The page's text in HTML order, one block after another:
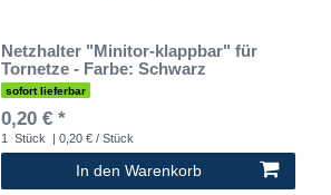
Netzhalter "Minitor-klappbar" für
Tornetze - Farbe: Schwarz
sofort lieferbar
0,20 € *
1 Stück | 0,20 € / Stück
In den Warenkorb